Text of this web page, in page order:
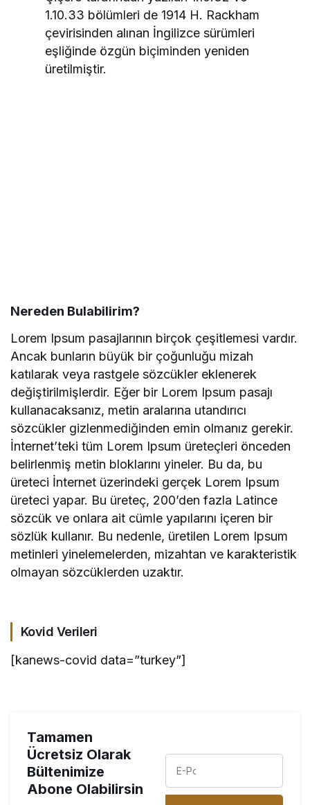
1.10.33 bölümleri de 1914 H. Rackham
çevirisinden alınan İngilizce sürümleri
eşliğinde özgün biçiminden yeniden
üretilmiştir.
Nereden Bulabilirim?
Lorem Ipsum pasajlarının birçok çeşitlemesi vardır.
Ancak bunların büyük bir çoğunluğu mizah
katılarak veya rastgele sözcükler eklenerek
değiştirilmişlerdir. Eğer bir Lorem Ipsum pasajı
kullanacaksanız, metin aralarına utandırıcı
sözcükler gizlenmediğinden emin olmanız gerekir.
İnternet’teki tüm Lorem Ipsum üreteçleri önceden
belirlenmiş metin bloklarını yineler. Bu da, bu
üreteci İnternet üzerindeki gerçek Lorem Ipsum
üreteci yapar. Bu üreteç, 200’den fazla Latince
sözcük ve onlara ait cümle yapılarını içeren bir
sözlük kullanır. Bu nedenle, üretilen Lorem Ipsum
metinleri yinelemelerden, mizahtan ve karakteristik
olmayan sözcüklerden uzaktır.
Kovid Verileri
[kanews-covid data=”turkey”]
Tamamen
Ücretsiz Olarak
Bültenimize
Abone Olabilirsin